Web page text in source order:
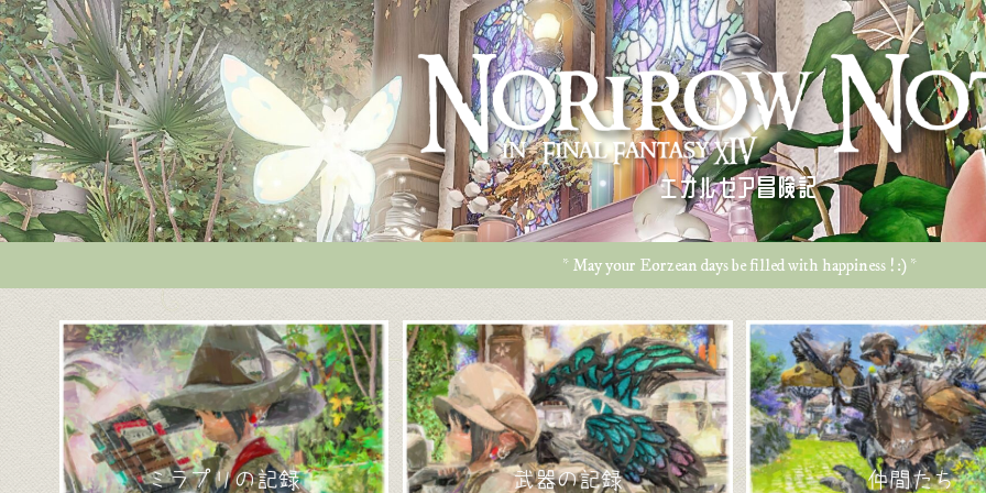
エオルゼア冒険記
* May your Eorzean days be filled with happiness ! :) *
ミラプリの記録 武器の記録 仲間たち